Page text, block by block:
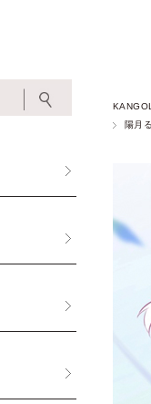
陽月